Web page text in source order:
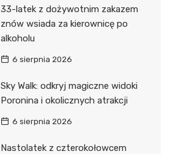
33-latek z dożywotnim zakazem
znów wsiada za kierownicę po
alkoholu
6 sierpnia 2026
Sky Walk: odkryj magiczne widoki
Poronina i okolicznych atrakcji
6 sierpnia 2026
Nastolatek z czterokołowcem